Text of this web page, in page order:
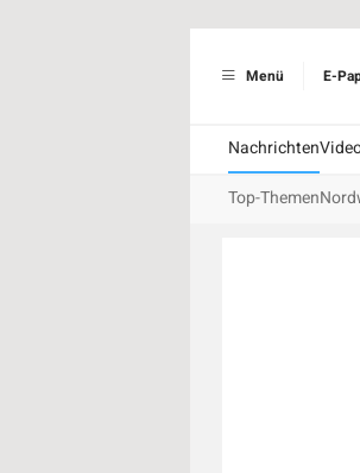
Menü E-
Nachrichten
Top-Themen